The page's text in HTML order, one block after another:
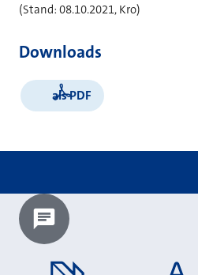
(Stand: 08.10.2021, Kro)
Downloads
als PDF
Chatbot laden?